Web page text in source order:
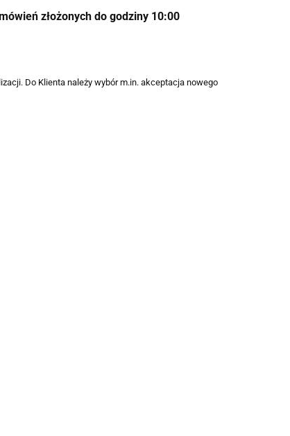
złożonych do godziny 10:00
Do Klienta należy wybór m.in. akceptacja nowego